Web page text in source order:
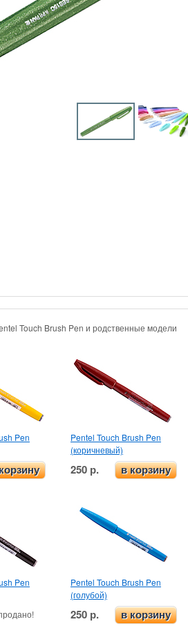
Touch Brush Pen и родственные модели
Pen
Pentel Touch Brush Pen
(коричневый)
250 р. в корзину
Pen
Pentel Touch Brush Pen
(голубой)
250 р. в корзину